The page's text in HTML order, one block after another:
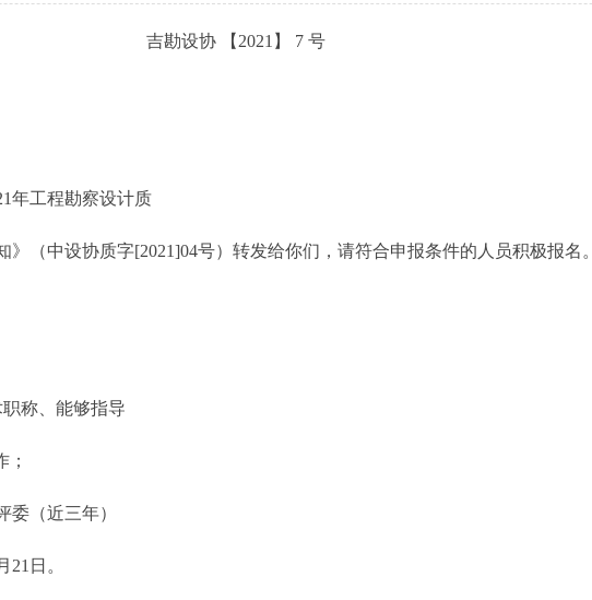
吉勘设协 【2021】 7 号
年工程勘察设计质
（中设协质字[2021]04号）转发给你们，请符合申报条件的人员积极报名。
称、能够指导
（近三年）
日。